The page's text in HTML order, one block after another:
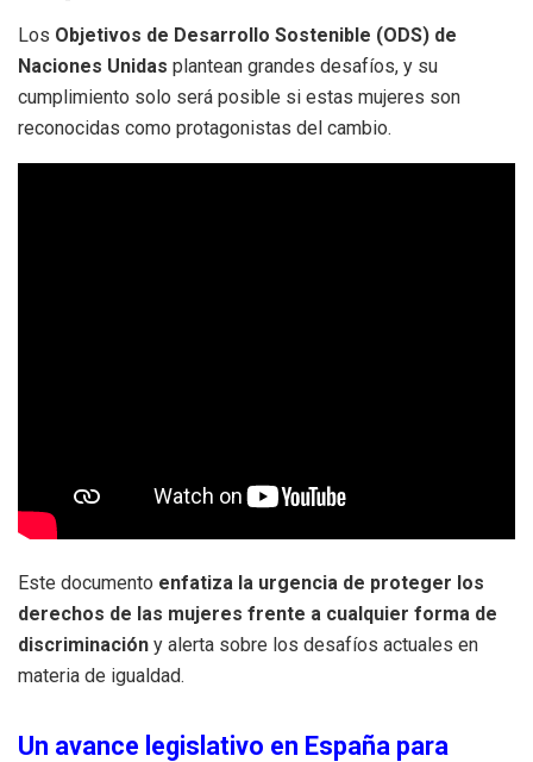
Los Objetivos de Desarrollo Sostenible (ODS) de
Naciones Unidas plantean grandes desafíos, y su
cumplimiento solo será posible si estas mujeres son
reconocidas como protagonistas del cambio.
Este documento enfatiza la urgencia de proteger los
derechos de las mujeres frente a cualquier forma de
discriminación y alerta sobre los desafíos actuales en
materia de igualdad.
Un avance legislativo en España para